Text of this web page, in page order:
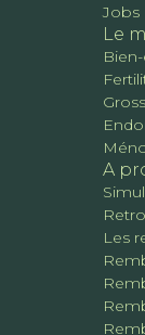
Jobs
Le
A
Les